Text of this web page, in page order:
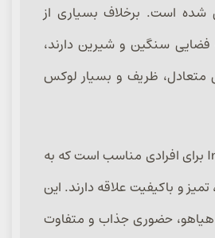
شده است. برخلاف بسیاری از
فضایی سنگین و شیرین دارند،
متعادل، ظریف و بسیار لوکس
Infusion de Vanille برای افرادی مناسب است که به
و باکیفیت علاقه دارند. این
حضوری جذاب و متفاوت